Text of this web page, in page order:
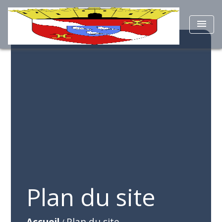
menu
Plan du site